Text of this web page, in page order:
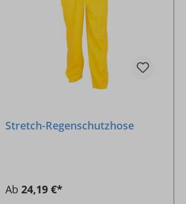
Stretch-Regenschutzhose
Ab 24,19 €*